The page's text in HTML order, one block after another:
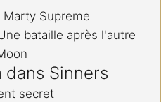
Marty Supreme
bataille après l'autre
dans Sinners
secret